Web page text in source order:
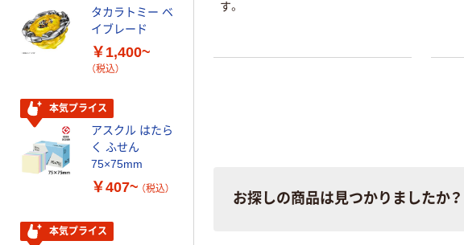
す。
お探しの商品は見つかりましたか？
タカラトミー ベ
イブレード
￥1,400~
（税込）
本気プライス
アスクル はたら
く ふせん
75×75mm
￥407~ （税込）
本気プライス
形 アルカリ乾
150組 5箱入 ア
パ
電
ケ
￥